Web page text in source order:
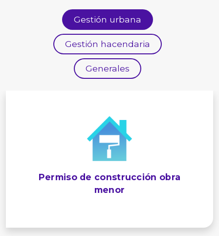
Gestión urbana
Gestión hacendaria
Generales
Permiso de construcción obra
menor